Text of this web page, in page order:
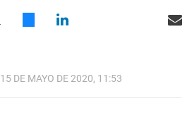
15 DE MAYO DE 2020, 11:53